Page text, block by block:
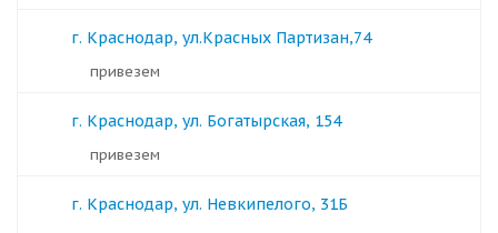
г. Краснодар, ул.Красных Партизан,74
Привезем
г. Краснодар, ул. Богатырская, 154
Привезем
г. Краснодар, ул. Невкипелого, 31Б